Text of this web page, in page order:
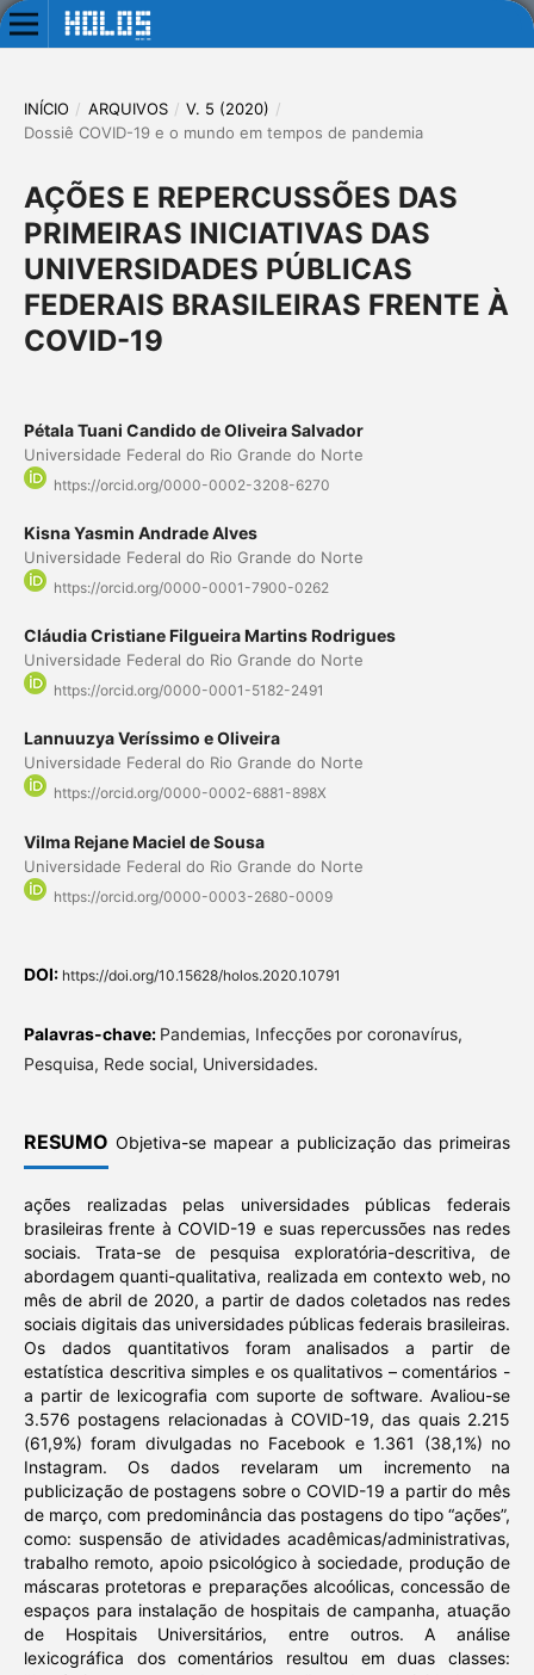
INÍCIO / ARQUIVOS / V. 5 (2020) /
Dossiê COVID-19 e o mundo em tempos de pandemia
AÇÕES E REPERCUSSÕES DAS
PRIMEIRAS INICIATIVAS DAS
UNIVERSIDADES PÚBLICAS
FEDERAIS BRASILEIRAS FRENTE À
COVID-19
Pétala Tuani Candido de Oliveira Salvador
Universidade Federal do Rio Grande do Norte
https://orcid.org/0000-0002-3208-6270
Kisna Yasmin Andrade Alves
Universidade Federal do Rio Grande do Norte
https://orcid.org/0000-0001-7900-0262
Cláudia Cristiane Filgueira Martins Rodrigues
Universidade Federal do Rio Grande do Norte
https://orcid.org/0000-0001-5182-2491
Lannuuzya Veríssimo e Oliveira
Universidade Federal do Rio Grande do Norte
https://orcid.org/0000-0002-6881-898X
Vilma Rejane Maciel de Sousa
Universidade Federal do Rio Grande do Norte
https://orcid.org/0000-0003-2680-0009
DOI: https://doi.org/10.15628/holos.2020.10791
Palavras-chave: Pandemias, Infecções por coronavírus,
Pesquisa, Rede social, Universidades.
RESUMO Objetiva-se mapear a publicização das primeiras
ações realizadas pelas universidades públicas federais
brasileiras frente à COVID-19 e suas repercussões nas redes
sociais. Trata-se de pesquisa exploratória-descritiva, de
abordagem quanti-qualitativa, realizada em contexto web, no
mês de abril de 2020, a partir de dados coletados nas redes
sociais digitais das universidades públicas federais brasileiras.
Os dados quantitativos foram analisados a partir de
estatística descritiva simples e os qualitativos – comentários -
a partir de lexicografia com suporte de software. Avaliou-se
3.576 postagens relacionadas à COVID-19, das quais 2.215
(61,9%) foram divulgadas no Facebook e 1.361 (38,1%) no
Instagram. Os dados revelaram um incremento na
publicização de postagens sobre o COVID-19 a partir do mês
de março, com predominância das postagens do tipo “ações”,
como: suspensão de atividades acadêmicas/administrativas,
trabalho remoto, apoio psicológico à sociedade, produção de
máscaras protetoras e preparações alcoólicas, concessão de
espaços para instalação de hospitais de campanha, atuação
de Hospitais Universitários, entre outros. A análise
lexicográfica dos comentários resultou em duas classes: